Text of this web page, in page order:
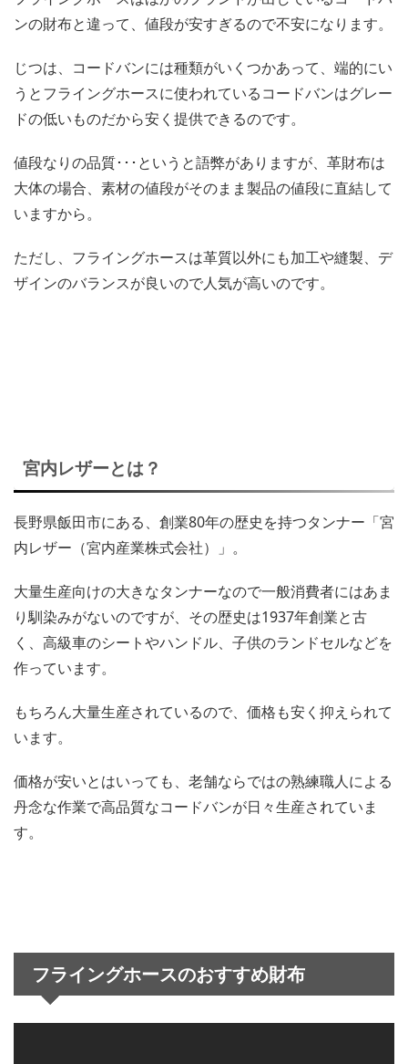
ンの財布と違って、値段が安すぎるので不安になります。
じつは、コードバンには種類がいくつかあって、端的にい
うとフライングホースに使われているコードバンはグレー
ドの低いものだから安く提供できるのです。
値段なりの品質･･･というと語弊がありますが、革財布は
大体の場合、素材の値段がそのまま製品の値段に直結して
いますから。
ただし、フライングホースは革質以外にも加工や縫製、デ
ザインのバランスが良いので人気が高いのです。
宮内レザーとは？
長野県飯田市にある、創業80年の歴史を持つタンナー「宮
内レザー（宮内産業株式会社）」。
大量生産向けの大きなタンナーなので一般消費者にはあま
り馴染みがないのですが、その歴史は1937年創業と古
く、高級車のシートやハンドル、子供のランドセルなどを
作っています。
もちろん大量生産されているので、価格も安く抑えられて
います。
価格が安いとはいっても、老舗ならではの熟練職人による
丹念な作業で高品質なコードバンが日々生産されていま
す。
フライングホースのおすすめ財布